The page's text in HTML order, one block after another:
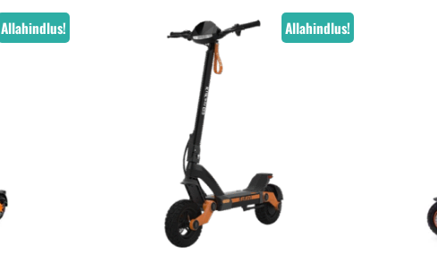
Allahindlus! Allahindlus!